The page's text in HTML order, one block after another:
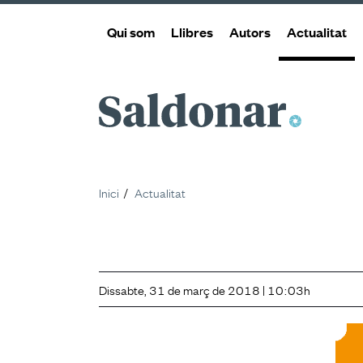
Qui som Llibres Autors Actualitat
Saldonar
Inici Actualitat
Dissabte, 31 de març de 2018 | 10:03h